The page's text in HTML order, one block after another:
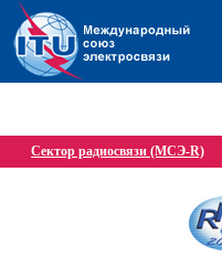
Сектор радиосвязи (МСЭ-R)